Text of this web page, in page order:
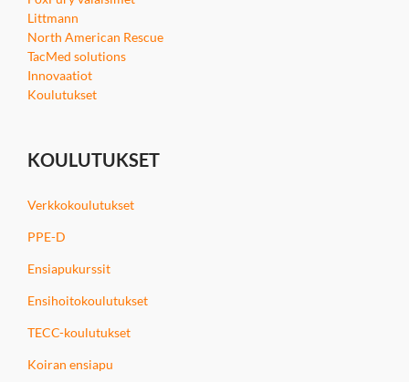
Littmann
North American Rescue
TacMed solutions
Innovaatiot
Koulutukset
KOULUTUKSET
Verkkokoulutukset
PPE-D
Ensiapukurssit
Ensihoitokoulutukset
TECC-koulutukset
Koiran ensiapu